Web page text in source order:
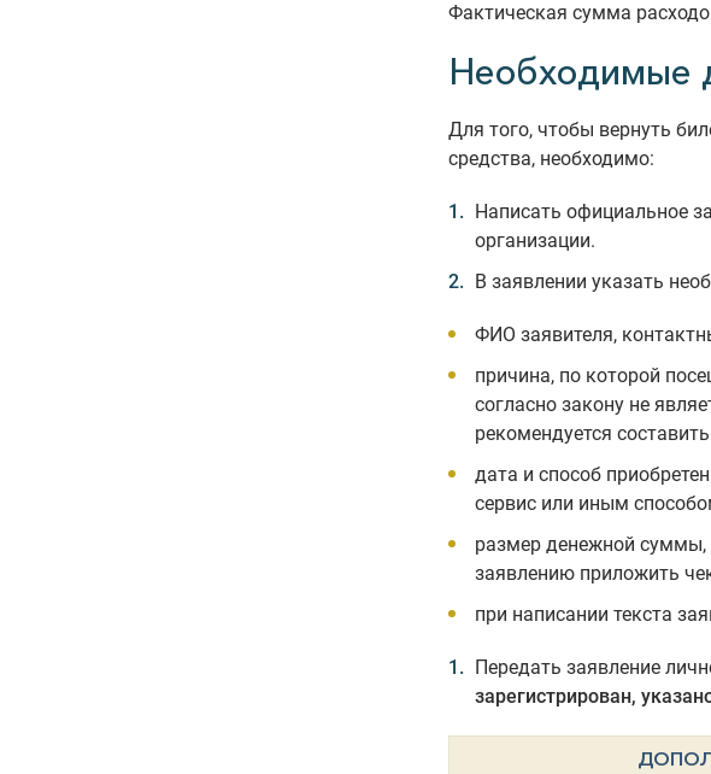
Фактическая сумма
Необходимые
Для того, чтобы вернуть
средства, необходимо:
Написать официальное
организации.
В заявлении указать
ФИО заявителя,
причина, по которой
согласно закону не
рекомендуется
дата и способ
сервис или иным
размер денежной суммы,
заявлению приложить
при написании текста
Передать заявление
зарегистрирован,